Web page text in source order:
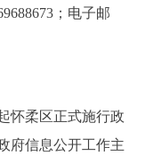
图说互动
；电子邮
柔区正式施行政
府信息公开工作主